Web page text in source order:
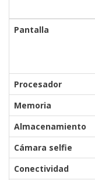
Pantalla
Procesador
Memoria
Almacenamiento
Cámara selfie
Conectividad